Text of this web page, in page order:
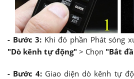
- Bước 3: Khi đó phần Phát sóng
"Dò kênh tự động" > Chọn "Bắt
- Bước 4: Giao diện dò kênh tự